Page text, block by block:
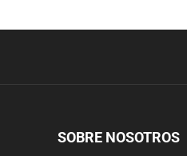
SOBRE NOSOTROS